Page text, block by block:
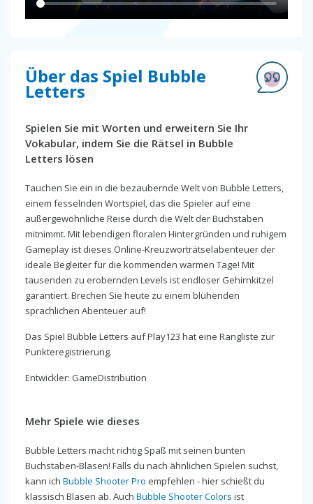
Über das Spiel Bubble
Letters
Spielen Sie mit Worten und erweitern Sie Ihr
Vokabular, indem Sie die Rätsel in Bubble
Letters lösen
Tauchen Sie ein in die bezaubernde Welt von Bubble Letters,
einem fesselnden Wortspiel, das die Spieler auf eine
außergewöhnliche Reise durch die Welt der Buchstaben
mitnimmt. Mit lebendigen floralen Hintergründen und ruhigem
Gameplay ist dieses Online-Kreuzworträtselabenteuer der
ideale Begleiter für die kommenden warmen Tage! Mit
tausenden zu erobernden Levels ist endloser Gehirnkitzel
garantiert. Brechen Sie heute zu einem blühenden
sprachlichen Abenteuer auf!
Das Spiel Bubble Letters auf Play123 hat eine Rangliste zur
Punkteregistrierung.
Entwickler: GameDistribution
Mehr Spiele wie dieses
Bubble Letters macht richtig Spaß mit seinen bunten
Buchstaben-Blasen! Falls du nach ähnlichen Spielen suchst,
kann ich Bubble Shooter Pro empfehlen - hier schießt du
klassisch Blasen ab. Auch Bubble Shooter Colors ist